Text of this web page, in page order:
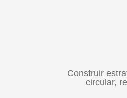
Construir
circular,